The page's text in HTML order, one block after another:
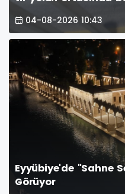
04-08-2026 10:43
Eyyübiye'de "Sahne
Görüyor